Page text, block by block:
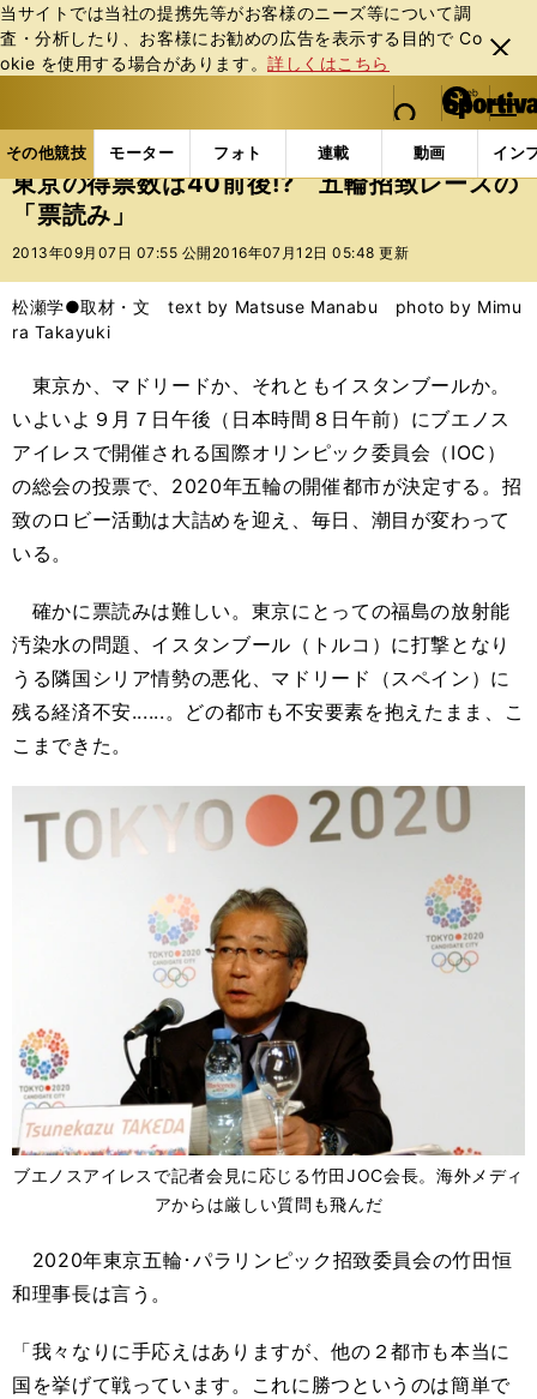
当サイトでは当社の提携先等がお客様のニーズ等について調
査・分析したり、お客様にお勧めの広告を表⽰する⽬的で Co
okie を使⽤する場合があります。詳しくはこちら
閉じ
る
web Sportiva (webスポルティーバ)
検索
マイペ
ー
ジ
メニュ
その他競技 モーター フォト 連載 動画 イン
ス
ポ
ル
バ
その他競技の記事一覧 その他競技 その他 東京
東京の得票数は40前後!? 五輪招致レースの
「票読み」
2013年09月07日 07:55 公開 2016年07月12日 05:48 更新
松瀬学●取材・文 text by Matsuse Manabu photo by Mimu
ra Takayuki
東京か、マドリードか、それともイスタンブールか。
いよいよ９月７日午後（日本時間８日午前）にブエノス
アイレスで開催される国際オリンピック委員会（IOC）
の総会の投票で、2020年五輪の開催都市が決定する。招
致のロビー活動は大詰めを迎え、毎日、潮目が変わって
いる。
確かに票読みは難しい。東京にとっての福島の放射能
汚染水の問題、イスタンブール（トルコ）に打撃となり
うる隣国シリア情勢の悪化、マドリード（スペイン）に
残る経済不安......。どの都市も不安要素を抱えたまま、こ
こまできた。
ブエノスアイレスで記者会見に応じる竹田JOC会長。海外メディ
アからは厳しい質問も飛んだ
2020年東京五輪･パラリンピック招致委員会の竹田恒
和理事長は言う。
「我々なりに手応えはありますが、他の２都市も本当に
国を挙げて戦っています。これに勝つというのは簡単で